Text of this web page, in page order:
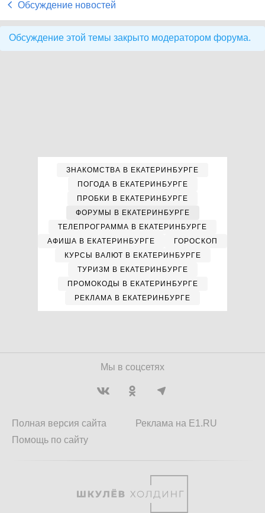
Обсуждение новостей
Обсуждение этой темы закрыто модератором форума.
ЗНАКОМСТВА В ЕКАТЕРИНБУРГЕ
ПОГОДА В ЕКАТЕРИНБУРГЕ
ПРОБКИ В ЕКАТЕРИНБУРГЕ
ФОРУМЫ В ЕКАТЕРИНБУРГЕ
ТЕЛЕПРОГРАММА В ЕКАТЕРИНБУРГЕ
АФИША В ЕКАТЕРИНБУРГЕ
ГОРОСКОП
КУРСЫ ВАЛЮТ В ЕКАТЕРИНБУРГЕ
ТУРИЗМ В ЕКАТЕРИНБУРГЕ
ПРОМОКОДЫ В ЕКАТЕРИНБУРГЕ
РЕКЛАМА В ЕКАТЕРИНБУРГЕ
Мы в соцсетях
Полная версия сайта
Помощь по сайту
Реклама на E1.RU